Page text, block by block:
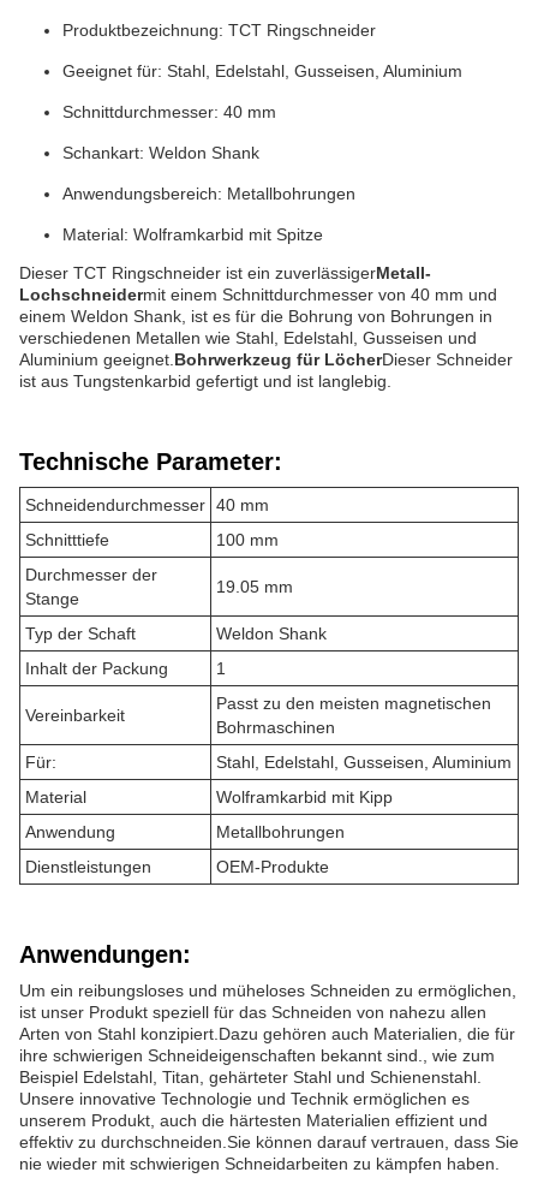
Produktbezeichnung: TCT Ringschneider
Geeignet für: Stahl, Edelstahl, Gusseisen, Aluminium
Schnittdurchmesser: 40 mm
Schankart: Weldon Shank
Anwendungsbereich: Metallbohrungen
Material: Wolframkarbid mit Spitze
Dieser TCT Ringschneider ist ein zuverlässigerMetall-
Lochschneidermit einem Schnittdurchmesser von 40 mm und
einem Weldon Shank, ist es für die Bohrung von Bohrungen in
verschiedenen Metallen wie Stahl, Edelstahl, Gusseisen und
Aluminium geeignet. Bohrwerkzeug für LöcherDieser Schneider
ist aus Tungstenkarbid gefertigt und ist langlebig.
Technische Parameter:
Schneidendurchmesser 40 mm
Schnitttiefe
100 mm
Durchmesser der
Stange
19.05 mm
Typ der Schaft
Weldon Shank
Inhalt der Packung
1
Vereinbarkeit
Passt zu den meisten magnetischen
Bohrmaschinen
Für:
Stahl, Edelstahl, Gusseisen, Aluminium
Material
Wolframkarbid mit Kipp
Anwendung
Metallbohrungen
Dienstleistungen
OEM-Produkte
Anwendungen:
Um ein reibungsloses und müheloses Schneiden zu ermöglichen,
ist unser Produkt speziell für das Schneiden von nahezu allen
Arten von Stahl konzipiert.Dazu gehören auch Materialien, die für
ihre schwierigen Schneideigenschaften bekannt sind., wie zum
Beispiel Edelstahl, Titan, gehärteter Stahl und Schienenstahl.
Unsere innovative Technologie und Technik ermöglichen es
unserem Produkt, auch die härtesten Materialien effizient und
effektiv zu durchschneiden.Sie können darauf vertrauen, dass Sie
nie wieder mit schwierigen Schneidarbeiten zu kämpfen haben.